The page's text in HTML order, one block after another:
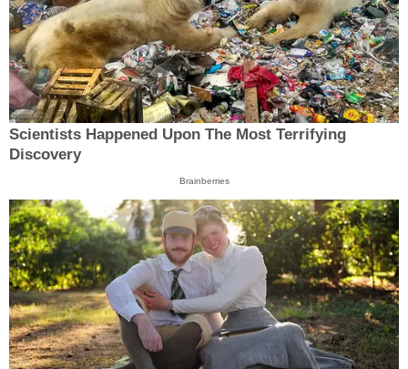
Scientists Happened Upon The Most Terrifying
Discovery
Brainberries